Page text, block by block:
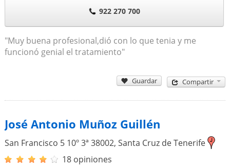
922 270 700
"Muy buena profesional,dió con lo que tenia y me
funcionó genial el tratamiento"
Guardar Compartir
José Antonio Muñoz Guillén
San Francisco 5 10º 3ª 38002, Santa Cruz de Tenerife
18 opiniones